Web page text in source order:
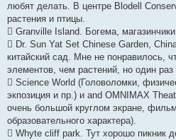
любят делать. В центре Blodell
растения и птицы.
 Granville Island. Богема,
 Dr. Sun Yat Set Chinese Garden,
китайский сад. Мне не понравилось,
элементов, чем растений, но один
 Science World (Головоломки,
экпозиция и пр.) и and OMNIMAX
очень большой круглом экране,
образовательного характера).
 Whyte cliff park. Тут хорошо пикник